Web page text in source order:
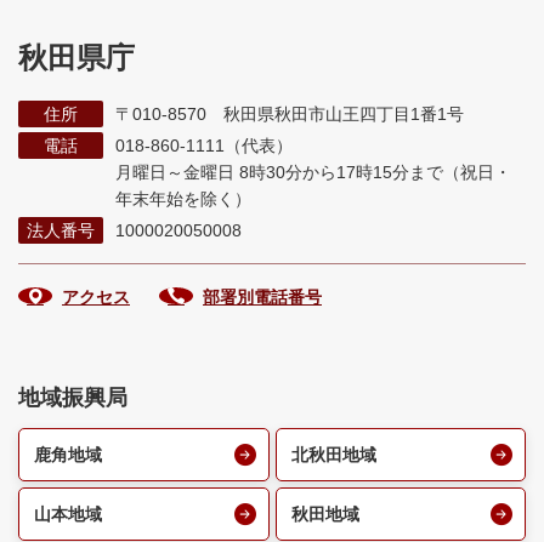
秋田県庁
住所
〒010-8570 秋田県秋田市山王四丁目1番1号
電話
018-860-1111（代表）
月曜日～金曜日 8時30分から17時15分まで （祝日・
年末年始を除く）
法人番号
1000020050008
アクセス 部署別電話番号
地域振興局
鹿角地域 北秋田地域
山本地域 秋田地域